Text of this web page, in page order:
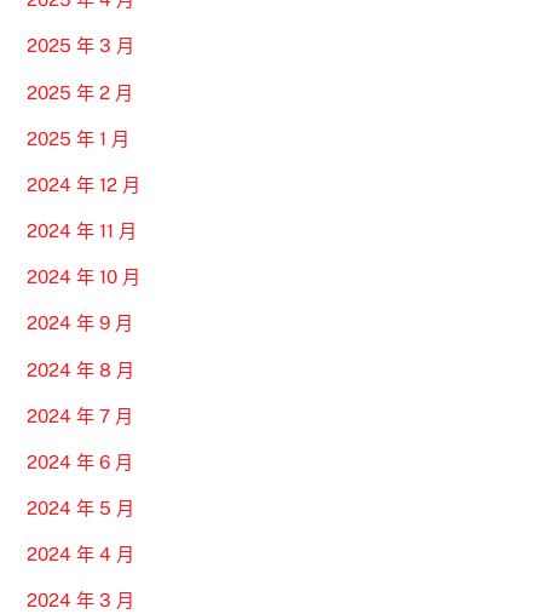
2025 年 3 月
2025 年 2 月
2025 年 1 月
2024 年 12 月
2024 年 11 月
2024 年 10 月
2024 年 9 月
2024 年 8 月
2024 年 7 月
2024 年 6 月
2024 年 5 月
2024 年 4 月
2024 年 3 月